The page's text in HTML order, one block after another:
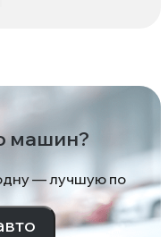
машин?
— лучшую по